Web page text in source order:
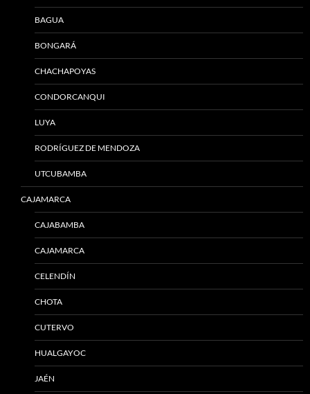
BAGUA
BONGARÁ
CHACHAPOYAS
CONDORCANQUI
LUYA
RODRÍGUEZ DE MENDOZA
UTCUBAMBA
CAJAMARCA
CAJABAMBA
CAJAMARCA
CELENDÍN
CHOTA
CUTERVO
HUALGAYOC
JAÉN